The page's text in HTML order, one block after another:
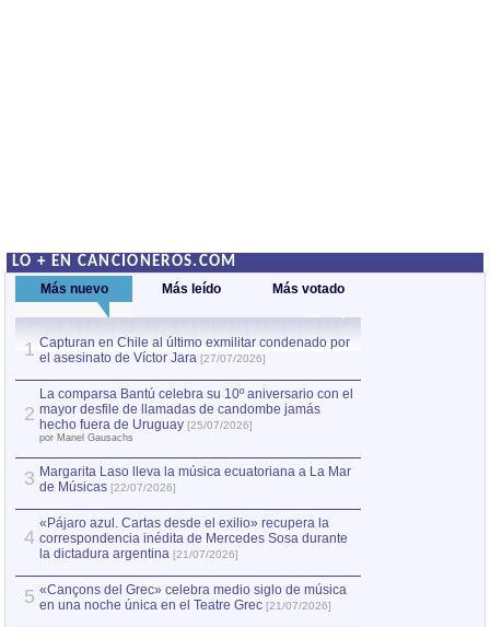
LO + EN CANCIONEROS.COM
Más nuevo Más leído Más votado
1 Capturan en Chile al último exmilitar condenado por
el asesinato de Víctor Jara [27/07/2026]
2
La comparsa Bantú celebra su 10º aniversario con el
mayor desfile de llamadas de candombe jamás
hecho fuera de Uruguay [25/07/2026]
por Manel Gausachs
3 Margarita Laso lleva la música ecuatoriana a La Mar
de Músicas [22/07/2026]
4
«Pájaro azul. Cartas desde el exilio» recupera la
correspondencia inédita de Mercedes Sosa durante
la dictadura argentina [21/07/2026]
5 «Cançons del Grec» celebra medio siglo de música
en una noche única en el Teatre Grec [21/07/2026]